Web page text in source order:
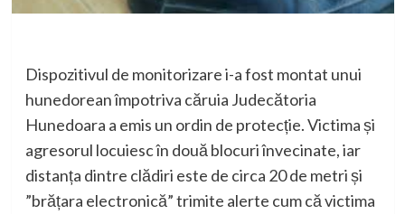
Dispozitivul de monitorizare i-a fost montat unui
hunedorean împotriva căruia Judecătoria
Hunedoara a emis un ordin de protecție. Victima și
agresorul locuiesc în două blocuri învecinate, iar
distanța dintre clădiri este de circa 20 de metri și
”brățara electronică” trimite alerte cum că victima